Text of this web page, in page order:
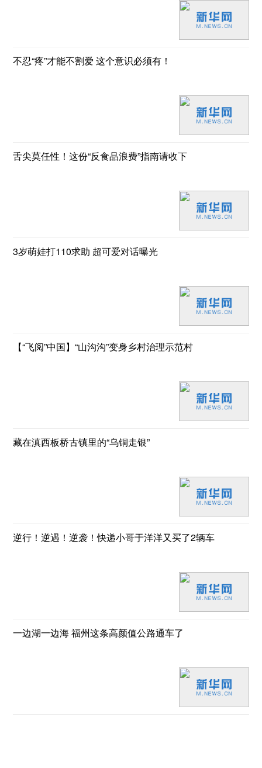
不忍“疼”才能不割爱 这个意识必须有！
舌尖莫任性！这份“反食品浪费”指南请收下
3岁萌娃打110求助 超可爱对话曝光
【“飞阅”中国】“山沟沟”变身乡村治理示范村
藏在滇西板桥古镇里的“乌铜走银”
逆行！逆遇！逆袭！快递小哥于洋洋又买了2辆车
一边湖一边海 福州这条高颜值公路通车了